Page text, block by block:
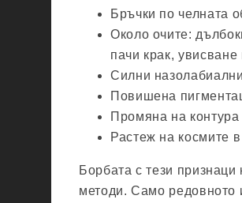
Бръчки по челната
Около очите:
пачи крак, увисване
Силни
Повишена
Промяна на
Растеж на космите
Борбата с тези
методи. Само редовното